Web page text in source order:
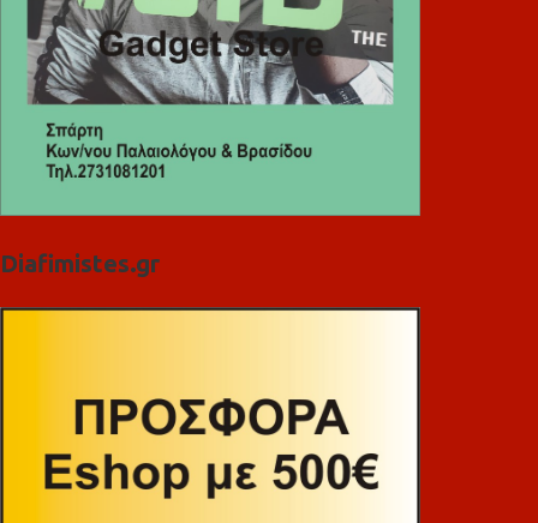
Diafimistes.gr